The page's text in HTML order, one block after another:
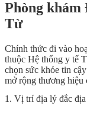
Phòng
Từ
Chính thức đi vào
thuộc Hệ thống y tế
chọn sức khỏe tin
mở rộng thương hiệu
1. Vị trí địa lý đắc